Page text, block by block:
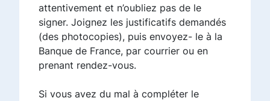
attentivement et n’oubliez pas de le
signer. Joignez les justificatifs demandés
(des photocopies), puis envoyez- le à la
Banque de France, par courrier ou en
prenant rendez-vous.
Si vous avez du mal à compléter le